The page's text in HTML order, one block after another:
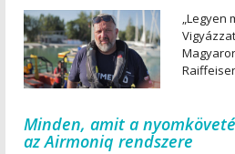
„Legyen
Minden, amit a
az Airmoniq rendszere